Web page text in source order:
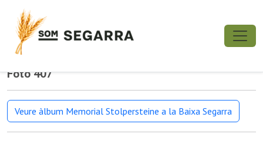
Foto 407
Veure àlbum Memorial Stolpersteine a la Baixa Segarra